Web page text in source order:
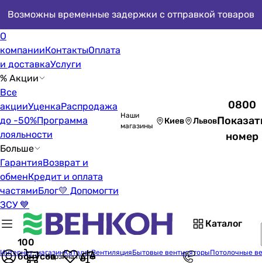
Возможны временные задержки с отправкой товаров
О
компанииКонтактыОплата
и доставкаУслуги
% Акции
Все
акцииУценкаРаспродажа
до -50%Программа
лояльности
Больше
ГарантияВозврат и
обменКредит и оплата
частямиБлог💛 Допомогти
ЗСУ 💙
Наши
магазины
Киев Львов
0800
номер
Каталог
100
бонусовКорзина пуста
Интернет-магазинКаталогВентиляцияБытовые вентиляторыПотолочные